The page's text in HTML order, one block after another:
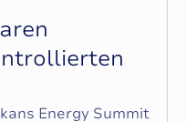
aren
ntrollierten
Energy Summit